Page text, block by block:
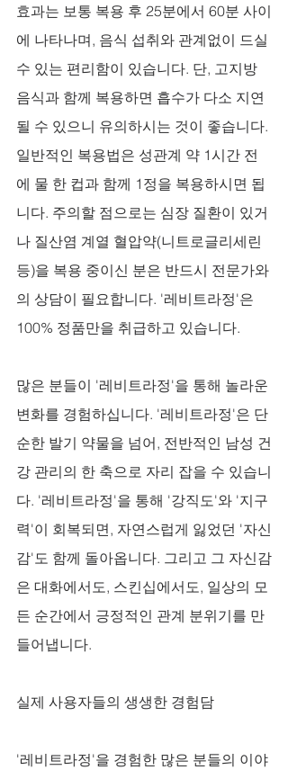
효과는 보통 복용 후 25분에서 60분 사이
에 나타나며, 음식 섭취와 관계없이 드실
수 있는 편리함이 있습니다. 단, 고지방
음식과 함께 복용하면 흡수가 다소 지연
될 수 있으니 유의하시는 것이 좋습니다.
일반적인 복용법은 성관계 약 1시간 전
에 물 한 컵과 함께 1정을 복용하시면 됩
니다. 주의할 점으로는 심장 질환이 있거
나 질산염 계열 혈압약(니트로글리세린
등)을 복용 중이신 분은 반드시 전문가와
의 상담이 필요합니다. '레비트라정'은
100% 정품만을 취급하고 있습니다.
많은 분들이 '레비트라정'을 통해 놀라운
변화를 경험하십니다. '레비트라정'은 단
순한 발기 약물을 넘어, 전반적인 남성 건
강 관리의 한 축으로 자리 잡을 수 있습니
다. '레비트라정'을 통해 '강직도'와 '지구
력'이 회복되면, 자연스럽게 잃었던 '자신
감'도 함께 돌아옵니다. 그리고 그 자신감
은 대화에서도, 스킨십에서도, 일상의 모
든 순간에서 긍정적인 관계 분위기를 만
들어냅니다.
실제 사용자들의 생생한 경험담
'레비트라정'을 경험한 많은 분들의 이야